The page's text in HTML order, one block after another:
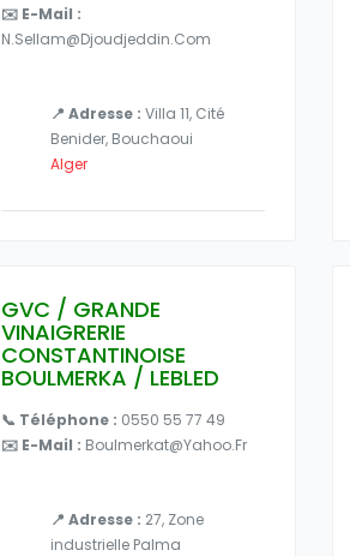
✉️ E-Mail :
N.sellam@djoudjeddin.com
📍 Adresse : Villa 11, Cité
Benider, Bouchaoui
Alger
GVC / GRANDE
VINAIGRERIE
CONSTANTINOISE
BOULMERKA / LEBLED
📞 Téléphone : 0550 55 77 49
✉️ E-Mail : Boulmerkat@yahoo.fr
📍 Adresse : 27, Zone
industrielle Palma